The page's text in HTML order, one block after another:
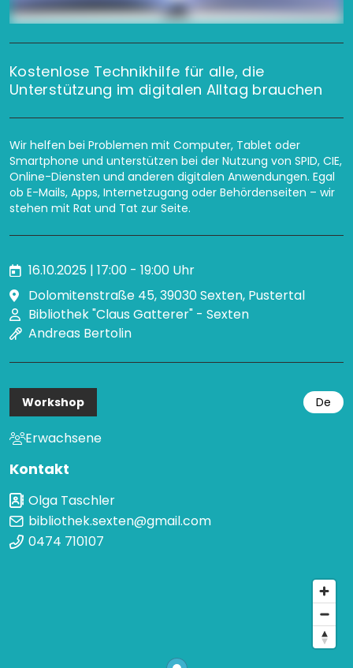
Kostenlose Technikhilfe für alle, die
Unterstützung im digitalen Alltag brauchen
Wir helfen bei Problemen mit Computer, Tablet oder
Smartphone und unterstützen bei der Nutzung von SPID, CIE,
Online-Diensten und anderen digitalen Anwendungen. Egal
ob E-Mails, Apps, Internetzugang oder Behördenseiten – wir
stehen mit Rat und Tat zur Seite.
16.10.2025 | 17:00 - 19:00 Uhr
Dolomitenstraße 45, 39030 Sexten, Pustertal
Bibliothek "Claus Gatterer" - Sexten
Andreas Bertolin
Workshop De
Erwachsene
Kontakt
Olga Taschler
bibliothek.sexten@gmail.com
0474 710107